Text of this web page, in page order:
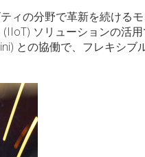
ィの分野で革新を続ける
ソリューションの活
との協働で、フレキシ